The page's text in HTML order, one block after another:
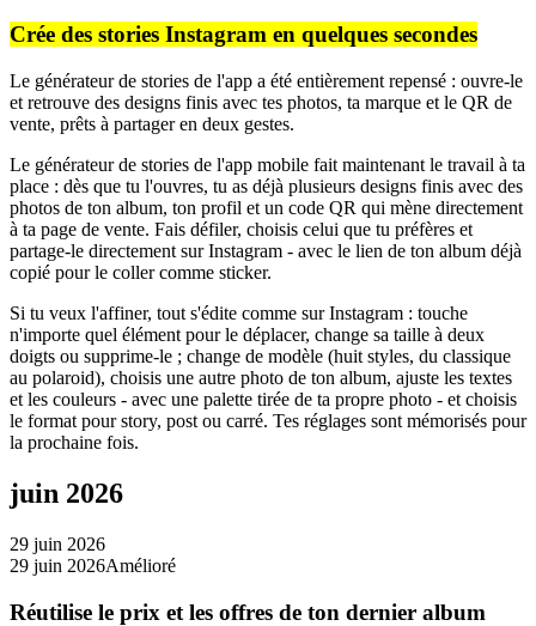
Crée des stories Instagram en quelques secondes
Le générateur de stories de l'app a été entièrement repensé : ouvre-le
et retrouve des designs finis avec tes photos, ta marque et le QR de
vente, prêts à partager en deux gestes.
Le générateur de stories de l'app mobile fait maintenant le travail à ta
place : dès que tu l'ouvres, tu as déjà plusieurs designs finis avec des
photos de ton album, ton profil et un code QR qui mène directement
à ta page de vente. Fais défiler, choisis celui que tu préfères et
partage-le directement sur Instagram - avec le lien de ton album déjà
copié pour le coller comme sticker.
Si tu veux l'affiner, tout s'édite comme sur Instagram : touche
n'importe quel élément pour le déplacer, change sa taille à deux
doigts ou supprime-le ; change de modèle (huit styles, du classique
au polaroid), choisis une autre photo de ton album, ajuste les textes
et les couleurs - avec une palette tirée de ta propre photo - et choisis
le format pour story, post ou carré. Tes réglages sont mémorisés pour
la prochaine fois.
juin 2026
29 juin 2026
29 juin 2026Amélioré
Réutilise le prix et les offres de ton dernier album